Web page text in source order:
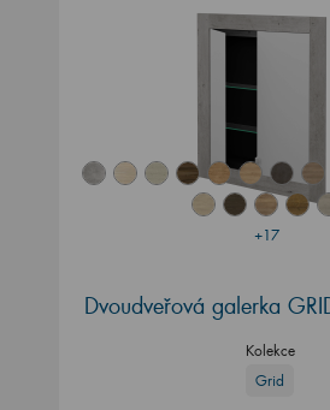
+17
Dvoudveřová galerka
Kolekce
Grid